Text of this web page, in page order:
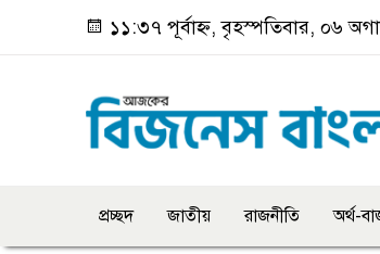
১১:৩৭ পূর্বাহ্ন, বৃহস্পতিবার, ০৬
প্রচ্ছদ জাতীয় রাজনীতি অর্থ-